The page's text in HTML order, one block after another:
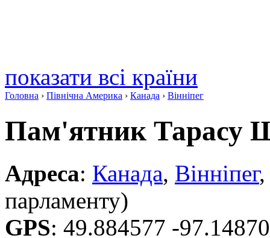
показати всі країни
Головна › Північна Америка › Канада › Вінніпег
Пам'ятник Тарасу
Адреса: Канада, Вінніпег,
парламенту)
GPS: 49.884577 -